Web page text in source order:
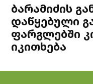
ბარამიძის
დაწყებული
ფარგლებში
იკითხება